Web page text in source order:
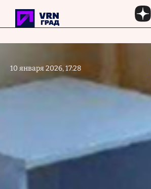
Перейти к основному содержанию
10 января 2026, 17:28